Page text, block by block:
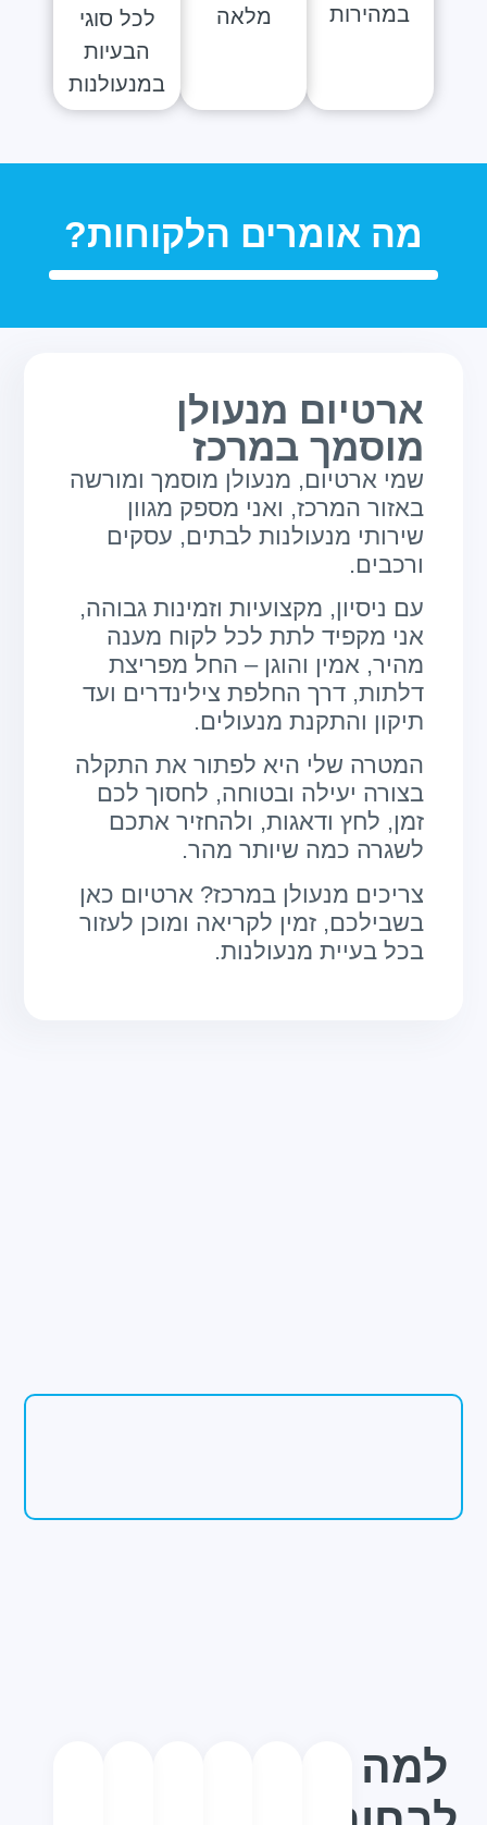
במהירות
מלאה
לכל סוגי
הבעיות
במנעולנות
מה אומרים הלקוחות?
ארטיום מנעולן
מוסמך במרכז
שמי ארטיום, מנעולן מוסמך ומורשה
באזור המרכז, ואני מספק מגוון
שירותי מנעולנות לבתים, עסקים
ורכבים.
עם ניסיון, מקצועיות וזמינות גבוהה,
אני מקפיד לתת לכל לקוח מענה
מהיר, אמין והוגן – החל מפריצת
דלתות, דרך החלפת צילינדרים ועד
תיקון והתקנת מנעולים.
המטרה שלי היא לפתור את התקלה
בצורה יעילה ובטוחה, לחסוך לכם
זמן, לחץ ודאגות, ולהחזיר אתכם
לשגרה כמה שיותר מהר.
צריכים מנעולן במרכז? ארטיום כאן
בשבילכם, זמין לקריאה ומוכן לעזור
בכל בעיית מנעולנות.
למה